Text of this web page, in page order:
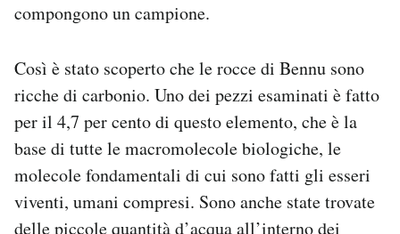
compongono un campione.
Così è stato scoperto che le rocce di Bennu sono
ricche di carbonio. Uno dei pezzi esaminati è fatto
per il 4,7 per cento di questo elemento, che è la
base di tutte le macromolecole biologiche, le
molecole fondamentali di cui sono fatti gli esseri
viventi, umani compresi. Sono anche state trovate
delle piccole quantità d’acqua all’interno dei